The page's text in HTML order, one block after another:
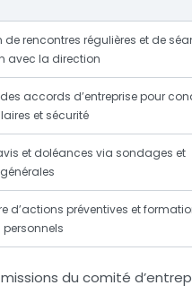
rencontres régulières et de
avec la direction
accords d’entreprise pour
et sécurité
et doléances via sondages et
d’actions préventives et
du comité